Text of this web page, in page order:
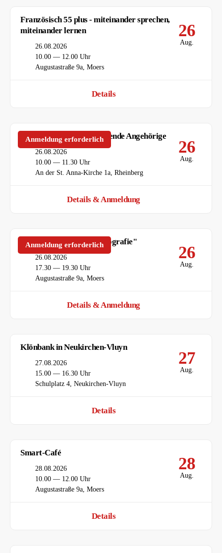
26
Aug.
Französisch 55 plus - miteinander sprechen,
miteinander lernen
Datum
26.08.2026
Uhrzeit
10.00 — 12.00 Uhr
Ort
Augustastraße 9a, Moers
Details
Anmeldung erforderlich 26
Aug.
Gesprächskreise für pflegende Angehörige
Datum
26.08.2026
Uhrzeit
10.00 — 11.30 Uhr
Ort
An der St. Anna-Kirche 1a, Rheinberg
Details & Anmeldung
Anmeldung erforderlich 26
Aug.
Stammtisch "Digitale Fotografie"
Datum
26.08.2026
Uhrzeit
17.30 — 19.30 Uhr
Ort
Augustastraße 9a, Moers
Details & Anmeldung
27
Aug.
Klönbank in Neukirchen-Vluyn
Datum
27.08.2026
Uhrzeit
15.00 — 16.30 Uhr
Ort
Schulplatz 4, Neukirchen-Vluyn
Details
28
Aug.
Smart-Café
Datum
28.08.2026
Uhrzeit
10.00 — 12.00 Uhr
Ort
Augustastraße 9a, Moers
Details